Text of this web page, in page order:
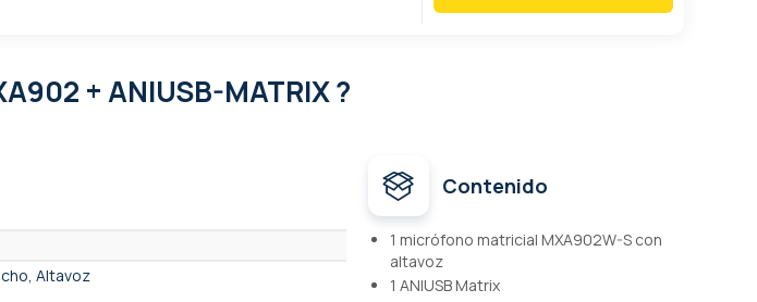
+ ANIUSB-MATRIX ?
Altavoz
Contenido
1 micrófono matricial MXA902W-S con
altavoz
1 ANIUSB Matrix